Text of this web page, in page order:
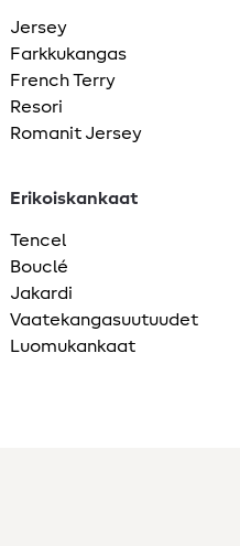
Jersey
Farkkukangas
French Terry
Resori
Romanit Jersey
Erikoiskankaat
Tencel
Bouclé
Jakardi
Vaatekangasuutuudet
Luomukankaat